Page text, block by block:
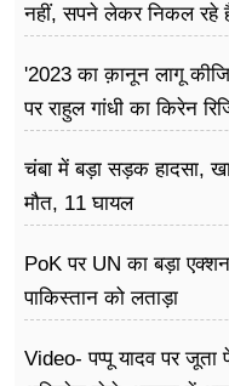
नहीं, सपने लेकर निकल रहे
'2023 का क़ानून लागू
पर राहुल गांधी का किरेन
चंबा में बड़ा सड़क हादसा,
मौत, 11 घायल
PoK पर UN का बड़ा
पाकिस्तान को लताड़ा
Video- पप्पू यादव पर